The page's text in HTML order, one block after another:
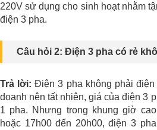
220V sử dụng cho sinh hoạt nhằm
điện 3 pha.
Câu hỏi 2: Điện 3 pha có rẻ
Trả lời: Điện 3 pha không phải
doanh nên tất nhiên, giá của điện 3
1 pha. Nhưng trong khung giờ
hoặc 17h00 đến 20h00, điện 3